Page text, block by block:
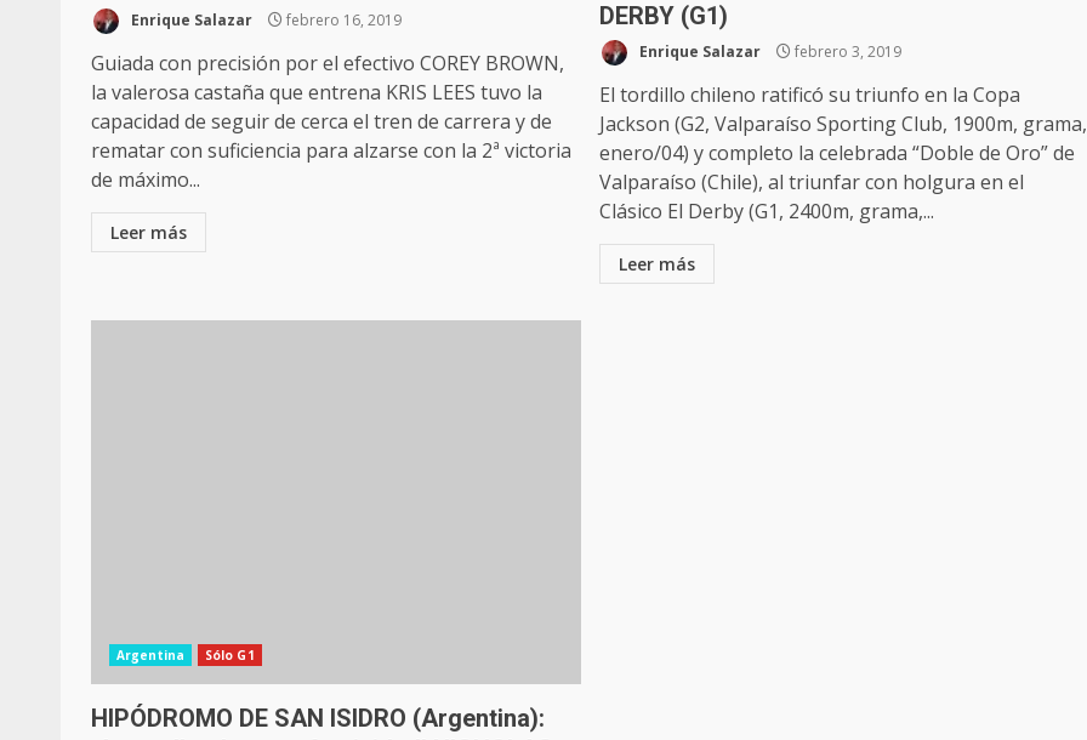
Enrique Salazar febrero 16, 2019
Guiada con precisión por el efectivo COREY BROWN,
la valerosa castaña que entrena KRIS LEES tuvo la
capacidad de seguir de cerca el tren de carrera y de
rematar con suficiencia para alzarse con la 2ª victoria
de máximo...
Leer más
DERBY (G1)
Enrique Salazar febrero 3, 2019
El tordillo chileno ratificó su triunfo en la Copa
Jackson (G2, Valparaíso Sporting Club, 1900m, grama,
enero/04) y completo la celebrada “Doble de Oro” de
Valparaíso (Chile), al triunfar con holgura en el
Clásico El Derby (G1, 2400m, grama,...
Leer más
Argentina Sólo G1
HIPÓDROMO DE SAN ISIDRO (Argentina):